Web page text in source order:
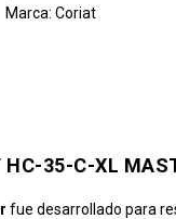
Marca:Coriat
35-C-XL
fue desarrollado para